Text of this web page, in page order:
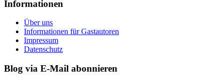
Informationen
Über uns
Informationen für Gastautoren
Impressum
Datenschutz
Blog via E-Mail abonnieren